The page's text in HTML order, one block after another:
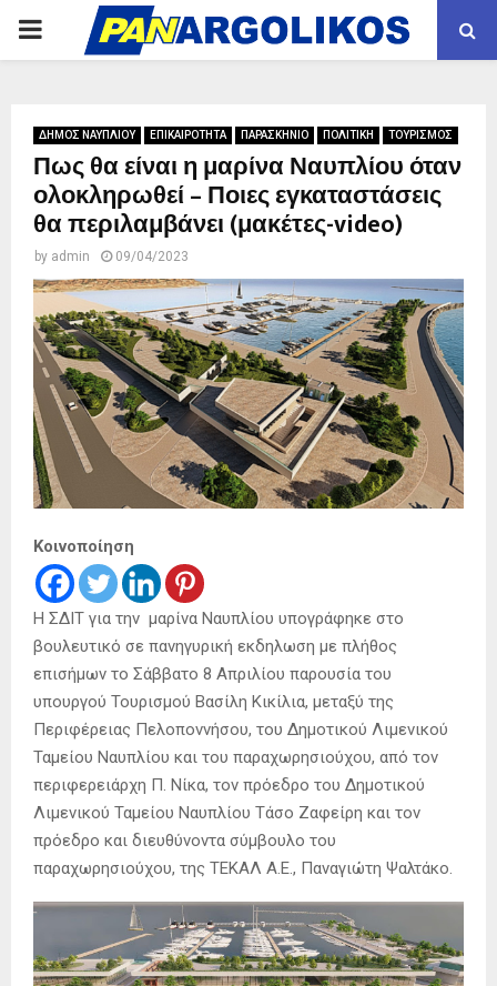
PRIMARY
ΔΗΜΟΣ ΝΑΥΠΛΙΟΥ ΕΠΙΚΑΙΡΟΤΗΤΑ ΠΑΡΑΣΚΗΝΙΟ ΠΟΛΙΤΙΚΗ ΤΟΥΡΙΣΜΟΣ
Πως θα είναι η μαρίνα Ναυπλίου όταν
ολοκληρωθεί – Ποιες εγκαταστάσεις
θα περιλαμβάνει (μακέτες-video)
by admin 09/04/2023
Κοινοποίηση
Η ΣΔΙΤ για την μαρίνα Ναυπλίου υπογράφηκε στο
βουλευτικό σε πανηγυρική εκδηλωση με πλήθος
επισήμων το Σάββατο 8 Απριλίου παρουσία του
υπουργού Τουρισμού Βασίλη Κικίλια, μεταξύ της
Περιφέρειας Πελοποννήσου, του Δημοτικού Λιμενικού
Ταμείου Ναυπλίου και του παραχωρησιούχου, από τον
περιφερειάρχη Π. Νίκα, τον πρόεδρο του Δημοτικού
Λιμενικού Ταμείου Ναυπλίου Τάσο Ζαφείρη και τον
πρόεδρο και διευθύνοντα σύμβουλο του
παραχωρησιούχου, της ΤΕΚΑΛ Α.Ε., Παναγιώτη Ψαλτάκο.